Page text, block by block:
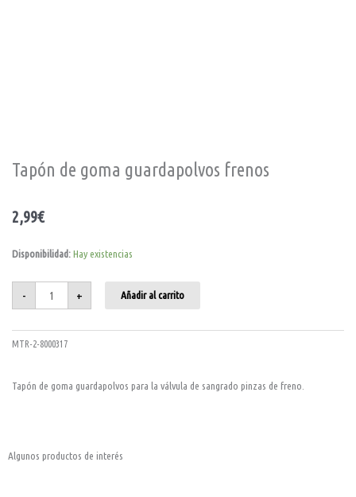
Tapón de goma guardapolvos frenos
2,99€
Disponibilidad:Hay existencias
-
Tapón
de
guardapolvos
frenos
cantidad
+ Añadir al carrito
MTR-2-8000317
Tapón de goma guardapolvos para la válvula de sangrado pinzas de freno.
Algunos productos de interés